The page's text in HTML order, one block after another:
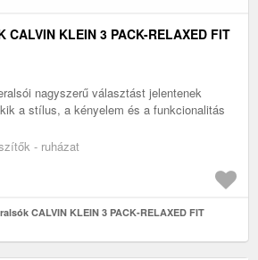
CALVIN KLEIN 3 PACK-RELAXED FIT
nagyszerű választást jelentenek
a stílus, a kényelem és a funkcionalitás
- ruházat
CALVIN KLEIN 3 PACK-RELAXED FIT